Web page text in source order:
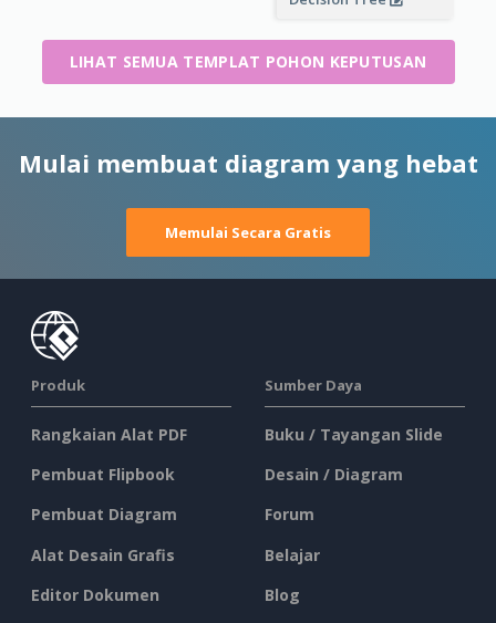
LIHAT SEMUA TEMPLAT POHON KEPUTUSAN
Mulai membuat diagram yang hebat
Memulai Secara Gratis
Produk
Rangkaian Alat PDF
Pembuat Flipbook
Pembuat Diagram
Alat Desain Grafis
Editor Dokumen
Sumber Daya
Buku / Tayangan Slide
Desain / Diagram
Forum
Belajar
Blog